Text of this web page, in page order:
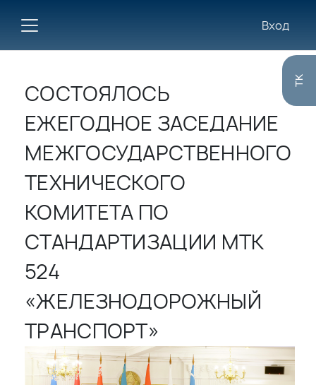
Вход
СОСТОЯЛОСЬ
ЕЖЕГОДНОЕ ЗАСЕДАНИЕ
МЕЖГОСУДАРСТВЕННОГО
ТЕХНИЧЕСКОГО
КОМИТЕТА ПО
СТАНДАРТИЗАЦИИ МТК
524
«ЖЕЛЕЗНОДОРОЖНЫЙ
ТРАНСПОРТ»
TK